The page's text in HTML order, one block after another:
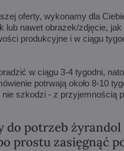
oferty, wykonamy dla
lub nawet obrazek/zdjęcie,
produkcyjne i w ciągu
w ciągu 3-4 tygodni,
potrwają około 8-10
nie szkodzi - z przyjemnością
do potrzeb żyrandol
prostu zasięgnąć